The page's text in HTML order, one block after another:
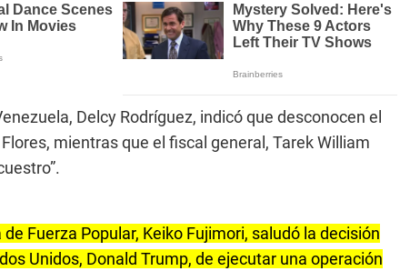
Delcy Rodríguez, indicó que desconocen el
mientras que el fiscal general, Tarek William
de Fuerza Popular, Keiko Fujimori, saludó la decisión
Unidos, Donald Trump, de ejecutar una operación